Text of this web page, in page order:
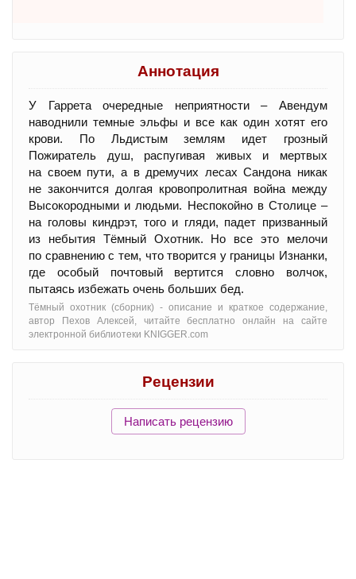
Аннотация
У Гаррета очередные неприятности – Авендум
наводнили темные эльфы и все как один хотят его
крови. По Льдистым землям идет грозный
Пожиратель душ, распугивая живых и мертвых
на своем пути, а в дремучих лесах Сандона никак
не закончится долгая кровопролитная война между
Высокородными и людьми. Неспокойно в Столице –
на головы киндрэт, того и гляди, падет призванный
из небытия Тёмный Охотник. Но все это мелочи
по сравнению с тем, что творится у границы Изнанки,
где особый почтовый вертится словно волчок,
пытаясь избежать очень больших бед.
Тёмный охотник (сборник) - oписание и краткое содержание,
автор Пехов Алексей, читайте бесплатно онлайн на сайте
электронной библиотеки KNIGGER.com
Рецензии
Написать рецензию